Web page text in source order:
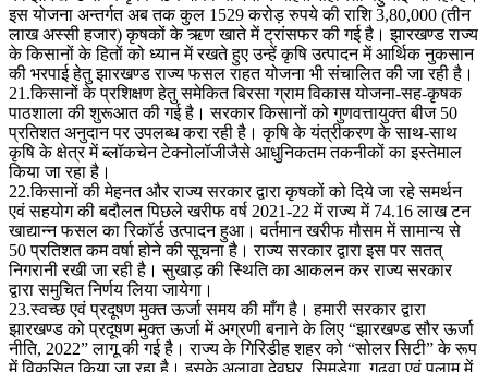
इस योजना अन्तर्गत अब तक कुल 1529 करोड़ रुपये की राशि 3,80,000 (तीन
लाख अस्सी हजार) कृषकों के ऋण खाते में ट्रांसफर की गई है। झारखण्ड राज्य
के किसानों के हितों को ध्यान में रखते हुए उन्हें कृषि उत्पादन में आर्थिक नुकसान
की भरपाई हेतु झारखण्ड राज्य फसल राहत योजना भी संचालित की जा रही है।
21.किसानों के प्रशिक्षण हेतु समेकित बिरसा ग्राम विकास योजना-सह-कृषक
पाठशाला की शुरूआत की गई है। सरकार किसानों को गुणवत्तायुक्त बीज 50
प्रतिशत अनुदान पर उपलब्ध करा रही है। कृषि के यंत्रीकरण के साथ-साथ
कृषि के क्षेत्र में ब्लॉकचेन टेक्नोलॉजीजैसे आधुनिकतम तकनीकों का इस्तेमाल
किया जा रहा है।
22.किसानों की मेहनत और राज्य सरकार द्वारा कृषकों को दिये जा रहे समर्थन
एवं सहयोग की बदौलत पिछले खरीफ वर्ष 2021-22 में राज्य में 74.16 लाख टन
खाद्यान्न फसल का रिकॉर्ड उत्पादन हुआ। वर्तमान खरीफ मौसम में सामान्य से
50 प्रतिशत कम वर्षा होने की सूचना है। राज्य सरकार द्वारा इस पर सतत्
निगरानी रखी जा रही है। सुखाड़ की स्थिति का आकलन कर राज्य सरकार
द्वारा समुचित निर्णय लिया जायेगा।
23.स्वच्छ एवं प्रदूषण मुक्त ऊर्जा समय की माँग है। हमारी सरकार द्वारा
झारखण्ड को प्रदूषण मुक्त ऊर्जा में अग्रणी बनाने के लिए “झारखण्ड सौर ऊर्जा
नीति, 2022” लागू की गई है। राज्य के गिरिडीह शहर को “सोलर सिटी” के रूप
में विकसित किया जा रहा है। इसके अलावा देवघर, सिमडेगा, गढ़वा एवं पलामू में